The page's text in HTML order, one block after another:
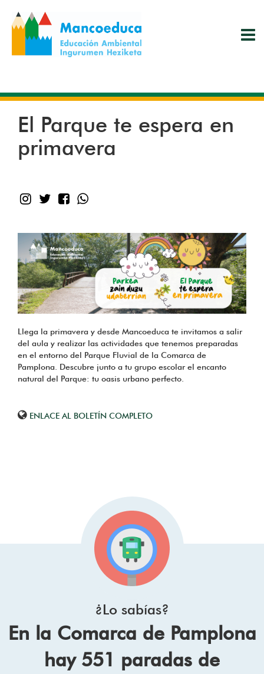
contenido
principal
El Parque te espera en
primavera
Llega la primavera y desde Mancoeduca te invitamos a salir
del aula y realizar las actividades que tenemos preparadas
en el entorno del Parque Fluvial de la Comarca de
Pamplona. Descubre junto a tu grupo escolar el encanto
natural del Parque: tu oasis urbano perfecto.
ENLACE AL BOLETÍN COMPLETO
¿Lo sabías?
En la Comarca de Pamplona
hay 551 paradas de